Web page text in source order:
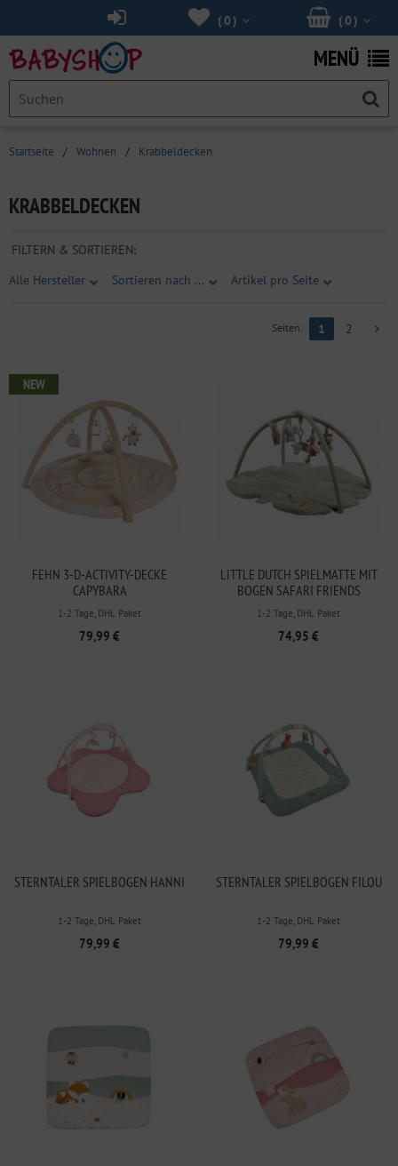
(0 )
(0 )
MENÜ
Startseite / Wohnen / Krabbeldecken
KRABBELDECKEN
FILTERN & SORTIEREN:
Alle Hersteller
Sortieren nach ... Artikel pro Seite
Seiten: 1 2
FEHN 3-D-ACTIVITY-DECKE
CAPYBARA
1-2 Tage, DHL Paket
79,99 €
NEW
LITTLE DUTCH SPIELMATTE MIT
BOGEN SAFARI FRIENDS
1-2 Tage, DHL Paket
74,95 €
STERNTALER SPIELBOGEN HANNI
1-2 Tage, DHL Paket
79,99 €
STERNTALER SPIELBOGEN FILOU
1-2 Tage, DHL Paket
79,99 €